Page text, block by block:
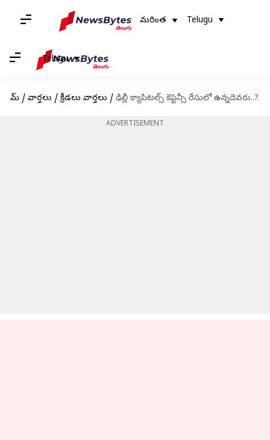
మరింత Telugu
Telugu
హోమ్ / వార్తలు / క్రీడలు వార్తలు / ఢిల్లీ క్యాపిటల్స్ కెప్టెన్సీ రేసులో ఉన్నదెవరు..?
ADVERTISEMENT